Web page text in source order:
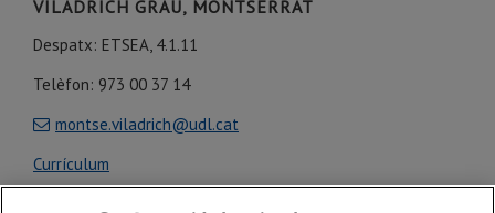
VILADRICH GRAU, MONTSERRAT
Despatx: ETSEA, 4.1.11
Telèfon: 973 00 37 14
montse.viladrich@udl.cat
Currículum